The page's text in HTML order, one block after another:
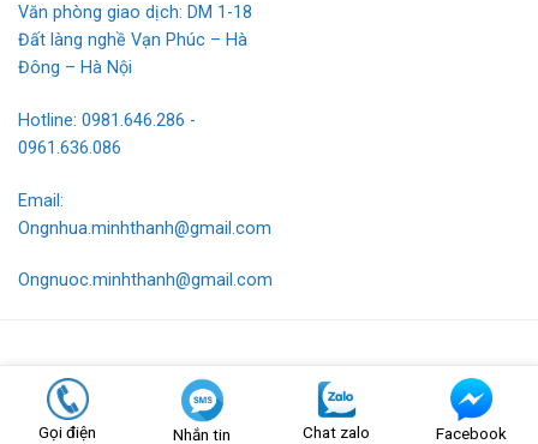
Văn phòng giao dịch: DM 1-18
Đất làng nghề Vạn Phúc – Hà
Đông – Hà Nội
Hotline: 0981.646.286 -
0961.636.086
Email:
Ongnhua.minhthanh@gmail.com
Ongnuoc.minhthanh@gmail.com
Hotline bán hàng: 0981.646.286 - 0961.636.086
Thiết kế và duy trì bởi
Nef Digital |sitemap
Gọi điện Nhắn tin Chat zalo Facebook